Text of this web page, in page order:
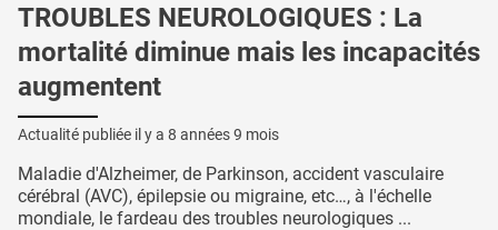
TROUBLES NEUROLOGIQUES : La
mortalité diminue mais les incapacités
augmentent
Actualité publiée il y a 8 années 9 mois
Maladie d'Alzheimer, de Parkinson, accident vasculaire
cérébral (AVC), épilepsie ou migraine, etc…, à l'échelle
mondiale, le fardeau des troubles neurologiques ...